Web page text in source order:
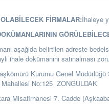
FİRMALAR:İhaleye
aşağıda belirtilen adreste
ihale dokümanını satınalması
Kurumu Genel Müdürlüğü
No:125 ZONGULDAK
Misafirhanesi 7. Cadde